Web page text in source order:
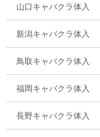
山口キャバクラ体入
新潟キャバクラ体入
鳥取キャバクラ体入
福岡キャバクラ体入
長野キャバクラ体入